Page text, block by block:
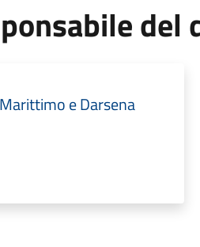
del
e Darsena